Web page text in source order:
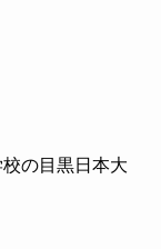
の目黒日本大